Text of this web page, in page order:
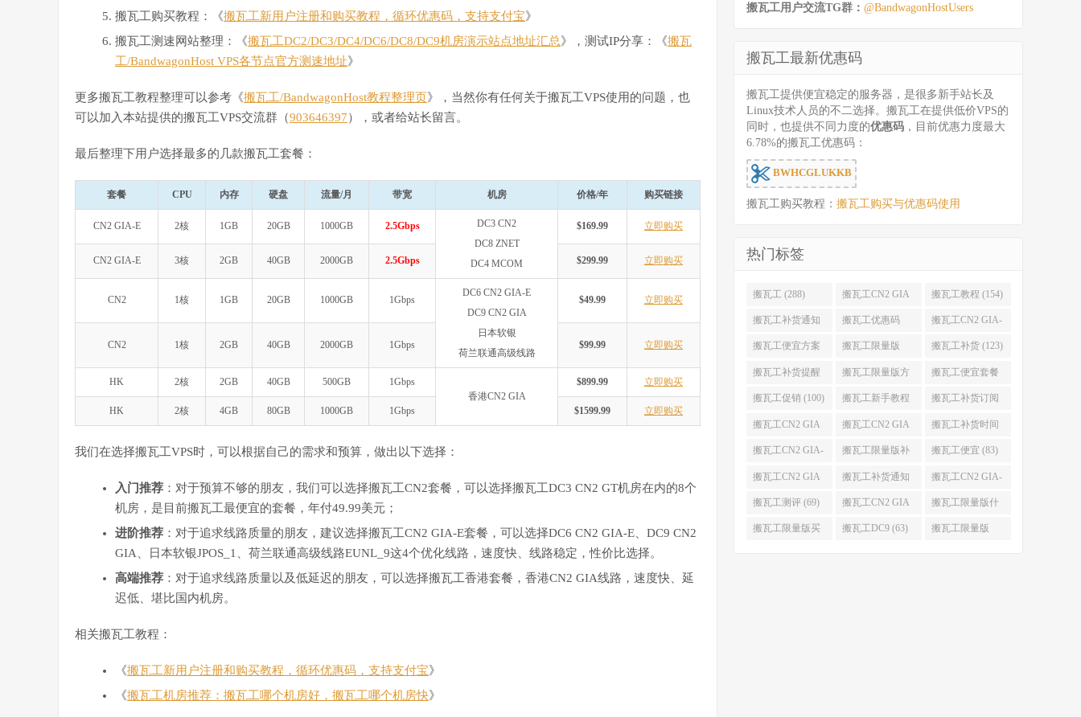
搬瓦工购买教程：《搬瓦工新用户注册和购买教程，循环优惠码，支持支付宝》
搬瓦工测速网站整理：《搬瓦工DC2/DC3/DC4/DC6/DC8/DC9机房演示站点地址汇总》，测试IP分享：《搬瓦
工/BandwagonHost VPS各节点官方测速地址》
更多搬瓦工教程整理可以参考《搬瓦工/BandwagonHost教程整理页》，当然你有任何关于搬瓦工VPS使用的问题，也
可以加入本站提供的搬瓦工VPS交流群（903646397），或者给站长留言。
最后整理下用户选择最多的几款搬瓦工套餐：
套餐 CPU 内存 硬盘 流量/月 带宽 机房 价格/年 购买链接
CN2 GIA-E 2核 1GB 20GB 1000GB 2.5Gbps
DC3 CN2
DC8 ZNET
DC4 MCOM
$169.99 立即购买
CN2 GIA-E 3核 2GB 40GB 2000GB 2.5Gbps $299.99 立即购买
CN2 1核 1GB 20GB 1000GB 1Gbps
DC6 CN2 GIA-E
DC9 CN2 GIA
日本软银
荷兰联通高级线路
$49.99 立即购买
CN2 1核 2GB 40GB 2000GB 1Gbps $99.99 立即购买
HK 2核 2GB 40GB 500GB
1Gbps
香港CN2 GIA
$899.99 立即购买
HK 2核 4GB 80GB 1000GB 1Gbps $1599.99 立即购买
我们在选择搬瓦工VPS时，可以根据自己的需求和预算，做出以下选择：
入门推荐 ：对于预算不够的朋友，我们可以选择搬瓦工CN2套餐，可以选择搬瓦工DC3 CN2 GT机房在内的8个
机房，是目前搬瓦工最便宜的套餐，年付49.99美元；
进阶推荐 ：对于追求线路质量的朋友，建议选择搬瓦工CN2 GIA-E套餐，可以选择DC6 CN2 GIA-E、DC9 CN2
GIA、日本软银JPOS_1、荷兰联通高级线路EUNL_9这4个优化线路，速度快、线路稳定，性价比选择。
高端推荐 ：对于追求线路质量以及低延迟的朋友，可以选择搬瓦工香港套餐，香港CN2 GIA线路，速度快、延
迟低、堪比国内机房。
相关搬瓦工教程：
《搬瓦工新用户注册和购买教程，循环优惠码，支持支付宝》
《搬瓦工机房推荐：搬瓦工哪个机房好，搬瓦工哪个机房快》
搬瓦工用户交流TG群： @BandwagonHostUsers
搬瓦工最新优惠码
搬瓦工提供便宜稳定的服务器，是很多新手站长及
Linux技术人员的不二选择。搬瓦工在提供低价VPS的
同时，也提供不同力度的优惠码 ，目前优惠力度最大
6.78%的搬瓦工优惠码：
BWHCGLUKKB
搬瓦工购买教程： 搬瓦工购买与优惠码使用
热门标签
搬瓦工 (288) 搬瓦工CN2 GIA
(176)
搬瓦工教程 (154)
搬瓦工补货通知
(132)
搬瓦工优惠码
(131)
搬瓦工CN2 GIA-
E (130)
搬瓦工便宜方案
(128)
搬瓦工限量版
(126)
搬瓦工补货 (123)
搬瓦工补货提醒
(106)
搬瓦工限量版方
案 (106)
搬瓦工便宜套餐
(103)
搬瓦工促销 (100) 搬瓦工新手教程
(98)
搬瓦工补货订阅
(98)
搬瓦工CN2 GIA
便宜方案 (92)
搬瓦工CN2 GIA
限量版 (90)
搬瓦工补货时间
(89)
搬瓦工CN2 GIA-
E限量版 (84)
搬瓦工限量版补
货 (84)
搬瓦工便宜 (83)
搬瓦工CN2 GIA
优惠 (82)
搬瓦工补货通知
QQ群 (76)
搬瓦工CN2 GIA-
E便宜套餐 (76)
搬瓦工测评 (69) 搬瓦工CN2 GIA
限量版补货 (67)
搬瓦工限量版什
么时候补货 (67)
搬瓦工限量版买 搬瓦工DC9 (63) 搬瓦工限量版